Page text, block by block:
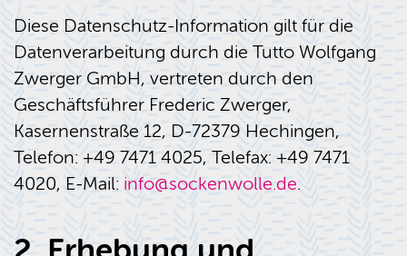
Diese Datenschutz-Information gilt für die
Datenverarbeitung durch die Tutto Wolfgang
Zwerger GmbH, vertreten durch den
Geschäftsführer Frederic Zwerger,
Kasernenstraße 12, D-72379 Hechingen,
Telefon: +49 7471 4025, Telefax: +49 7471
4020, E-Mail: info@sockenwolle.de.